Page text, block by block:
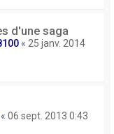
d'une saga
« 25 janv. 2014
« 06 sept. 2013 0:43